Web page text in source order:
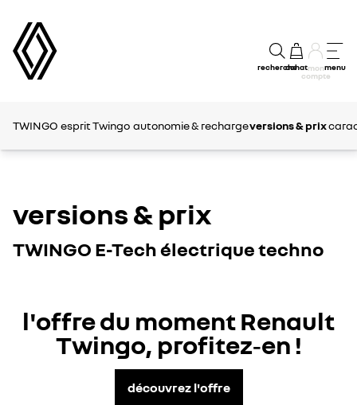
rechercheachatmon
compte
menu
TWINGO esprit Twingo autonomie & rechargeversions & prix
versions & prix
TWINGO E-Tech électrique techno
l'offre du moment Renault
Twingo, profitez‑en !
découvrez l'offre